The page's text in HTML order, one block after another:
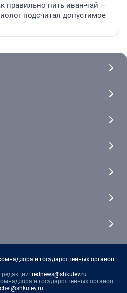
правильно пить иван-чай —
подсчитал допустимое
и государственных органов
rednews@shkulev.ru
и государственных органов:
.